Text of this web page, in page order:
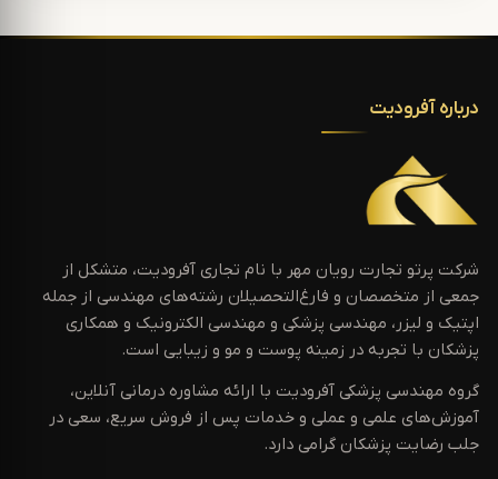
درباره آفرودیت
شرکت پرتو تجارت رویان مهر با نام تجاری آفرودیت، متشکل از
جمعی از متخصصان و فارغ‌التحصیلان رشته‌های مهندسی از جمله
اپتیک و لیزر، مهندسی پزشکی و مهندسی الکترونیک و همکاری
پزشکان با تجربه در زمینه پوست و مو و زیبایی است.
گروه مهندسی پزشکی آفرودیت با ارائه مشاوره درمانی آنلاین،
آموزش‌های علمی و عملی و خدمات پس از فروش سریع، سعی در
جلب رضایت پزشکان گرامی دارد.